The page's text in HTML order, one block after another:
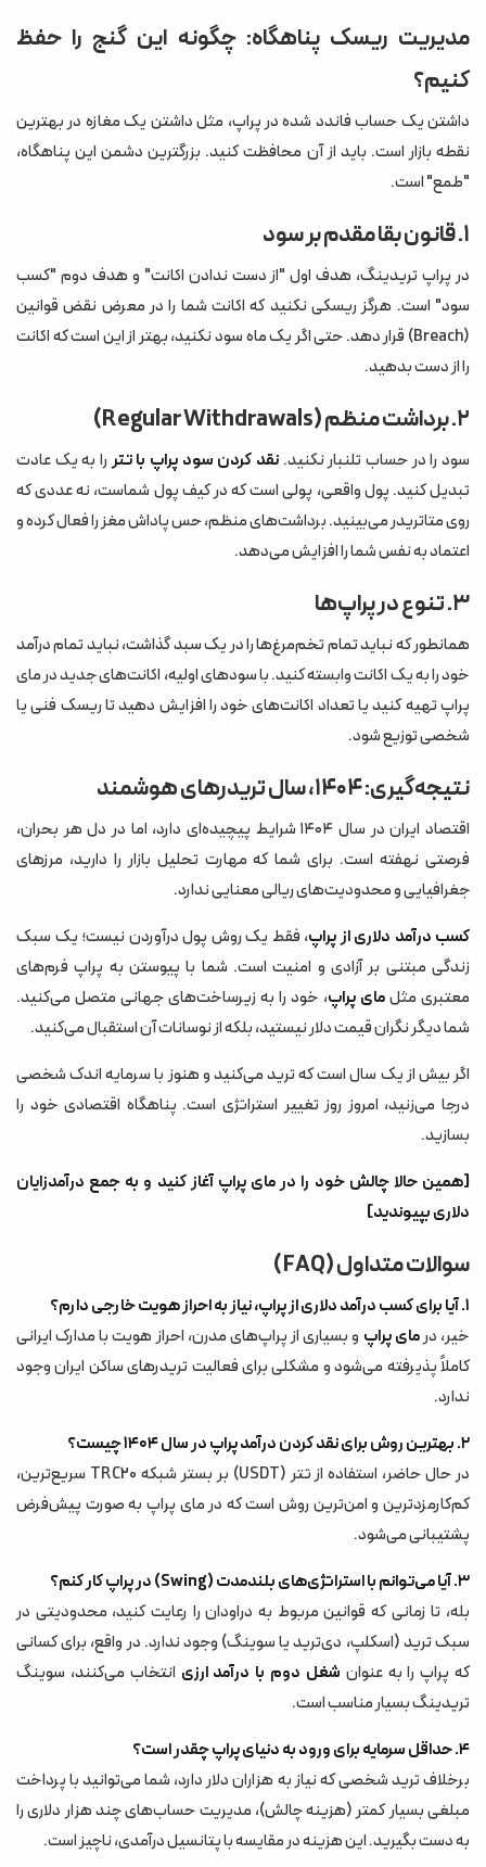
مدیریت ریسک پناهگاه: چگونه این گنج را حفظ
کنیم؟
داشتن یک حساب فاندد شده در پراپ، مثل داشتن یک مغازه در بهترین
نقطه بازار است. باید از آن محافظت کنید. بزرگترین دشمن این پناهگاه،
"طمع" است.
۱. قانون بقا مقدم بر سود
در پراپ تریدینگ، هدف اول "از دست ندادن اکانت" و هدف دوم "کسب
سود" است. هرگز ریسکی نکنید که اکانت شما را در معرض نقض قوانین
(Breach) قرار دهد. حتی اگر یک ماه سود نکنید، بهتر از این است که اکانت
را از دست بدهید.
۲. برداشت منظم (Regular Withdrawals)
سود را در حساب تلنبار نکنید. نقد کردن سود پراپ با تتررا به یک عادت
تبدیل کنید. پول واقعی، پولی است که در کیف پول شماست، نه عددی که
روی متاتریدر می‌بینید. برداشت‌های منظم، حس پاداش مغز را فعال کرده و
اعتماد به نفس شما را افزایش می‌دهد.
۳. تنوع در پراپ‌ها
همانطور که نباید تمام تخم‌مرغ‌ها را در یک سبد گذاشت، نباید تمام درآمد
خود را به یک اکانت وابسته کنید. با سودهای اولیه، اکانت‌های جدید در مای
پراپ تهیه کنید یا تعداد اکانت‌های خود را افزایش دهید تا ریسک فنی یا
شخصی توزیع شود.
نتیجه‌گیری: ۱۴۰۴، سال تریدرهای هوشمند
اقتصاد ایران در سال ۱۴۰۴ شرایط پیچیده‌ای دارد، اما در دل هر بحران،
فرصتی نهفته است. برای شما که مهارت تحلیل بازار را دارید، مرزهای
جغرافیایی و محدودیت‌های ریالی معنایی ندارد.
کسب درآمد دلاری از پراپ، فقط یک روش پول درآوردن نیست؛ یک سبک
زندگی مبتنی بر آزادی و امنیت است. شما با پیوستن به پراپ فرم‌های
معتبری مثلمای پراپ، خود را به زیرساخت‌های جهانی متصل می‌کنید.
شما دیگر نگران قیمت دلار نیستید، بلکه از نوسانات آن استقبال می‌کنید.
اگر بیش از یک سال است که ترید می‌کنید و هنوز با سرمایه اندک شخصی
درجا می‌زنید، امروز روز تغییر استراتژی است. پناهگاه اقتصادی خود را
بسازید.
[همین حالا چالش خود را در مای پراپ آغاز کنید و به جمع درآمدزایان
دلاری بپیوندید]
سوالات متداول (FAQ)
۱. آیا برای کسب درآمد دلاری از پراپ، نیاز به احراز هویت خارجی دارم؟
خیر، درمای پراپ و بسیاری از پراپ‌های مدرن، احراز هویت با مدارک ایرانی
کاملاً پذیرفته می‌شود و مشکلی برای فعالیت تریدرهای ساکن ایران وجود
ندارد.
۲. بهترین روش برای نقد کردن درآمد پراپ در سال ۱۴۰۴ چیست؟
در حال حاضر، استفاده از تتر (USDT) بر بستر شبکه TRC20 سریع‌ترین،
کم‌کارمزدترین و امن‌ترین روش است که در مای پراپ به صورت پیش‌فرض
پشتیبانی می‌شود.
۳. آیا می‌توانم با استراتژی‌های بلندمدت (Swing) در پراپ کار کنم؟
بله، تا زمانی که قوانین مربوط به دراودان را رعایت کنید، محدودیتی در
سبک ترید (اسکلپ، دی‌ترید یا سوینگ) وجود ندارد. در واقع، برای کسانی
که پراپ را به عنوان شغل دوم با درآمد ارزی انتخاب می‌کنند، سوینگ
تریدینگ بسیار مناسب است.
۴. حداقل سرمایه برای ورود به دنیای پراپ چقدر است؟
برخلاف ترید شخصی که نیاز به هزاران دلار دارد، شما می‌توانید با پرداخت
مبلغی بسیار کمتر (هزینه چالش)، مدیریت حساب‌های چند هزار دلاری را
به دست بگیرید. این هزینه در مقایسه با پتانسیل درآمدی، ناچیز است.